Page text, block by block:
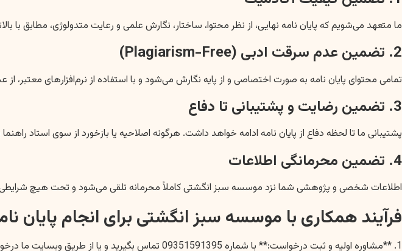
ما متعهد می‌شویم که پایان نامه نهایی، از نظر محتوا، ساختار، نگارش علمی و رعایت متدولوژی، مطابق با
2. تضمین عدم سرقت ادبی (Plagiarism-Free)
تمامی محتوای پایان نامه به صورت اختصاصی و از پایه نگارش می‌شود و با استفاده از نرم‌افزارهای
3. تضمین رضایت و پشتیبانی تا دفاع
پشتیبانی ما تا لحظه دفاع از پایان نامه ادامه خواهد داشت. هرگونه اصلاحیه یا بازخورد از سوی استاد
4. تضمین محرمانگی اطلاعات
اطلاعات شخصی و پژوهشی شما نزد موسسه سبز انگشتی کاملاً محرمانه تلقی می‌شود و تحت هیچ
فرآیند همکاری با موسسه سبز انگشتی برای انجام پایان
1. **مشاوره اولیه و ثبت درخواست:** با شماره 09351591395 تماس بگیرید و یا از طریق وبسایت ما درخواست خود را ثبت کنید. مشاوران ما در اسرع وقت با شما تماس خواهند گرفت تا جزئیات پروژه را بررسی کنند.